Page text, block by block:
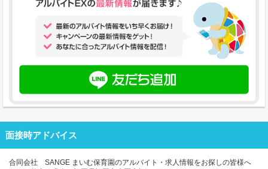
面接時アドバイス
合同会社 SANGE まいむ保育園のアルバイト・求人情報をお探しの皆様へ